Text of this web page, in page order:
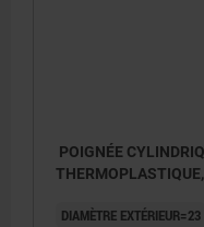
POIGNÉE
DIAMÈTRE EXTÉRIEUR=23